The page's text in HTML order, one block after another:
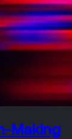
Making